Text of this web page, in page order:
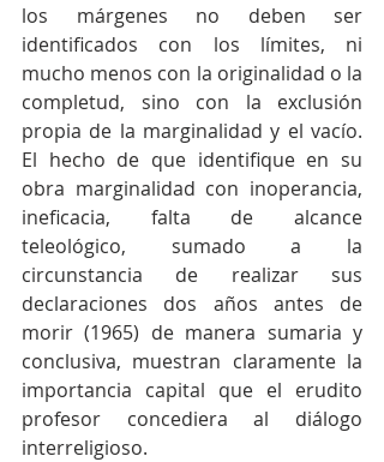
los márgenes no deben ser
identificados con los límites, ni
mucho menos con la originalidad o la
completud, sino con la exclusión
propia de la marginalidad y el vacío.
El hecho de que identifique en su
obra marginalidad con inoperancia,
ineficacia, falta de alcance
teleológico, sumado a la
circunstancia de realizar sus
declaraciones dos años antes de
morir (1965) de manera sumaria y
conclusiva, muestran claramente la
importancia capital que el erudito
profesor concediera al diálogo
interreligioso.